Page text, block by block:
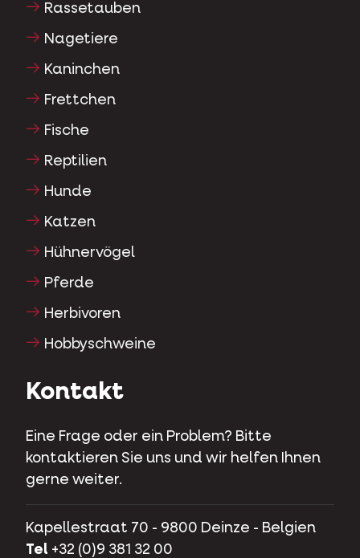
Rassetauben
Nagetiere
Kaninchen
Frettchen
Fische
Reptilien
Hunde
Katzen
Hühnervögel
Pferde
Herbivoren
Hobbyschweine
Kontakt
Eine Frage oder ein Problem? Bitte
kontaktieren Sie uns und wir helfen Ihnen
gerne weiter.
Kapellestraat 70 - 9800 Deinze - Belgien
Tel +32 (0)9 381 32 00